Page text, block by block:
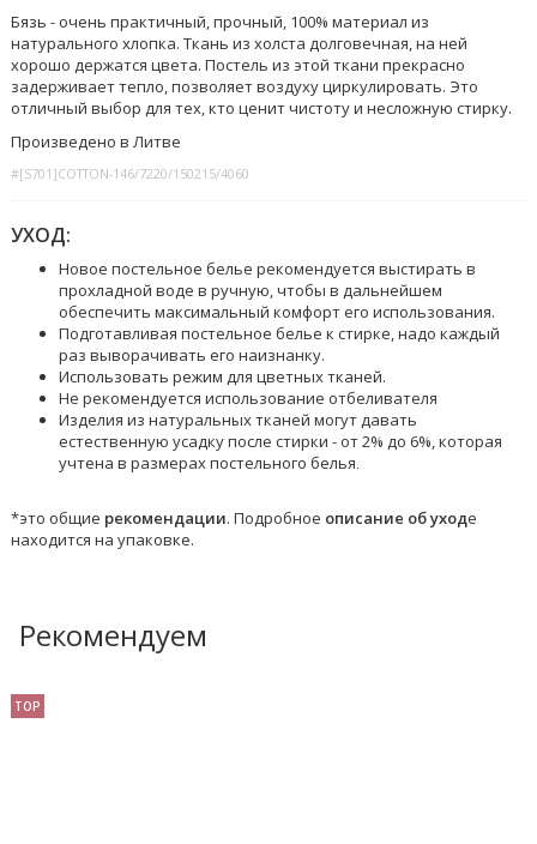
Бязь - очень практичный, прочный, 100% материал из
натурального хлопка. Ткань из холста долговечная, на ней
хорошо держатся цвета. Постель из этой ткани прекрасно
задерживает тепло, позволяет воздуху циркулировать. Это
отличный выбор для тех, кто ценит чистоту и несложную стирку.
Произведено в Литве
#[S701]COTTON-146/7220/150215/4060
УХОД:
Новое постельное белье рекомендуется выстирать в
прохладной воде в ручную, чтобы в дальнейшем
обеспечить максимальный комфорт его использования.
Подготавливая постельное белье к стирке, надо каждый
раз выворачивать его наизнанку.
Использовать режим для цветных тканей.
Не рекомендуется использование отбеливателя
Изделия из натуральных тканей могут давать
естественную усадку после стирки - от 2% до 6%, которая
учтена в размерах постельного белья
*это общие рекомендации. Подробное описание об уходе
находится на упаковке.
Рекомендуем
TOP